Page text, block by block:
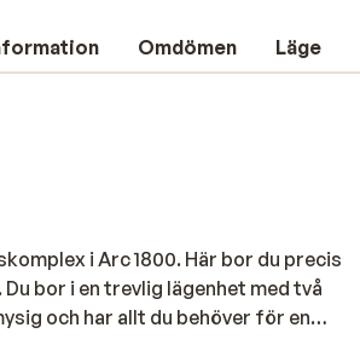
Omdömen Läge
i Arc 1800. Här bor du precis
bor i en trevlig lägenhet med två
och har allt du behöver för en
i ett av anläggningens